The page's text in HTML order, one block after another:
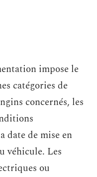
impose le
catégories de
concernés, les
date de mise en
véhicule. Les
ou